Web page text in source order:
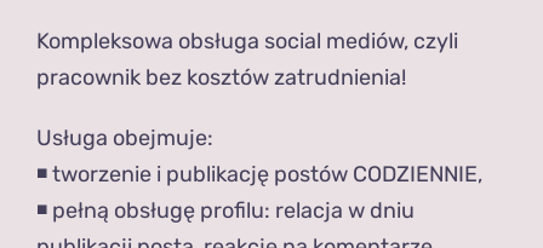
Kompleksowa obsługa social mediów, czyli
pracownik bez kosztów zatrudnienia!
Usługa obejmuje:
◾️ tworzenie i publikację postów CODZIENNIE,
◾️ pełną obsługę profilu: relacja w dniu